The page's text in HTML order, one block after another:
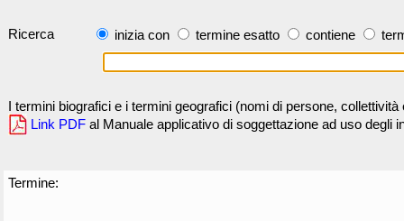
Ricerca inizia con termine esatto contiene
I termini biografici e i termini geografici (nomi di persone,
Link PDF al Manuale applicativo di soggettazione ad uso degli
Termine: